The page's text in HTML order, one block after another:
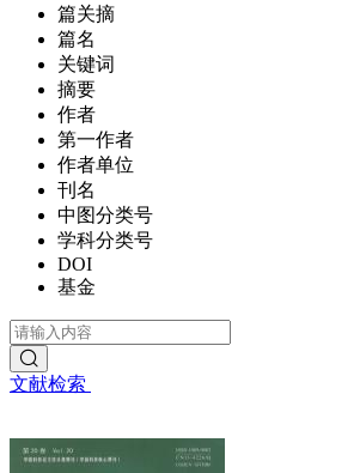
篇关摘
篇名
关键词
摘要
作者
第一作者
作者单位
刊名
中图分类号
学科分类号
DOI
基金
文献检索